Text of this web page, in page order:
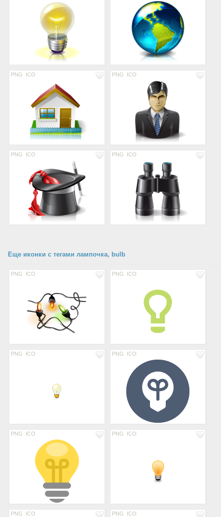
PNG ICO PNG ICO
PNG ICO PNG ICO
Еще иконки с тегами лампочка, bulb
PNG ICO PNG ICO
PNG ICO PNG ICO
PNG ICO PNG ICO
PNG ICO PNG ICO